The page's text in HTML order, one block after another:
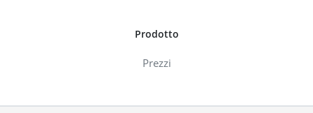
Prodotto
Prezzi